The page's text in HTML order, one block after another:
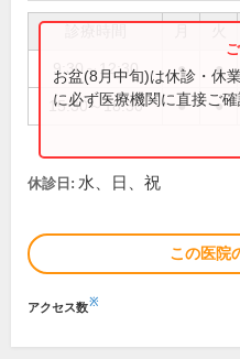
9:30～12:30 ● ●
15:30～18:30 ● ●
お盆(8月中旬)は休診・休
に必ず医療機関に直接ご確
休診日: 水、日、祝
この医院
アクセス数※